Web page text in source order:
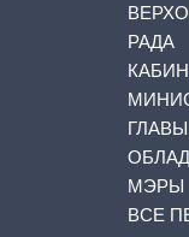
РАДА
ГЛАВЫ
МЭРЫ
ВСЕ